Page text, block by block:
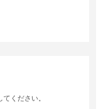
ください。